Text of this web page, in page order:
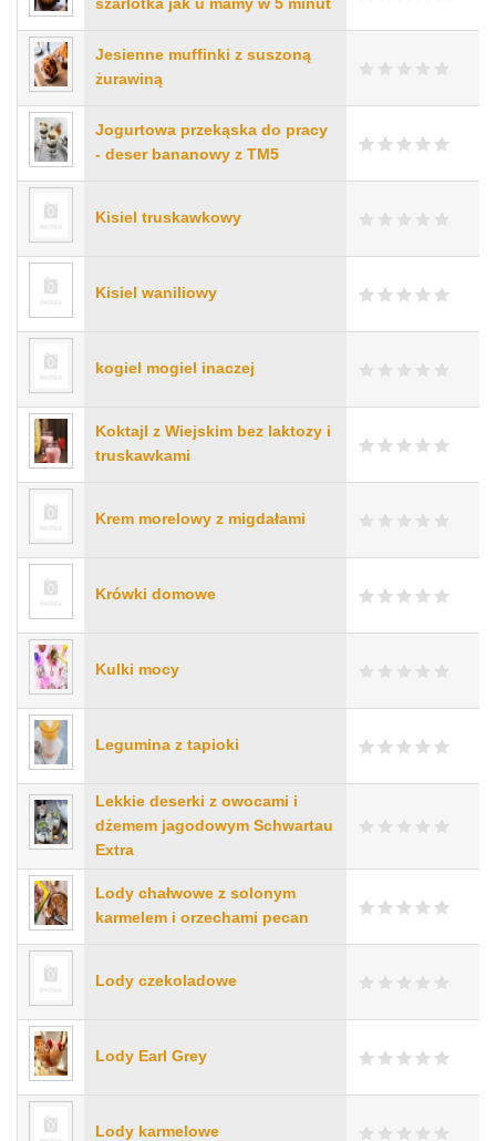
szarlotka jak u mamy w 5 minut
Jesienne muffinki z suszoną
żurawiną
Jogurtowa przekąska do pracy
- deser bananowy z TM5
Kisiel truskawkowy
Kisiel waniliowy
kogiel mogiel inaczej
Koktajl z Wiejskim bez laktozy i
truskawkami
Krem morelowy z migdałami
Krówki domowe
Kulki mocy
Legumina z tapioki
Lekkie deserki z owocami i
dżemem jagodowym Schwartau
Extra
Lody chałwowe z solonym
karmelem i orzechami pecan
Lody czekoladowe
Lody Earl Grey
Lody karmelowe